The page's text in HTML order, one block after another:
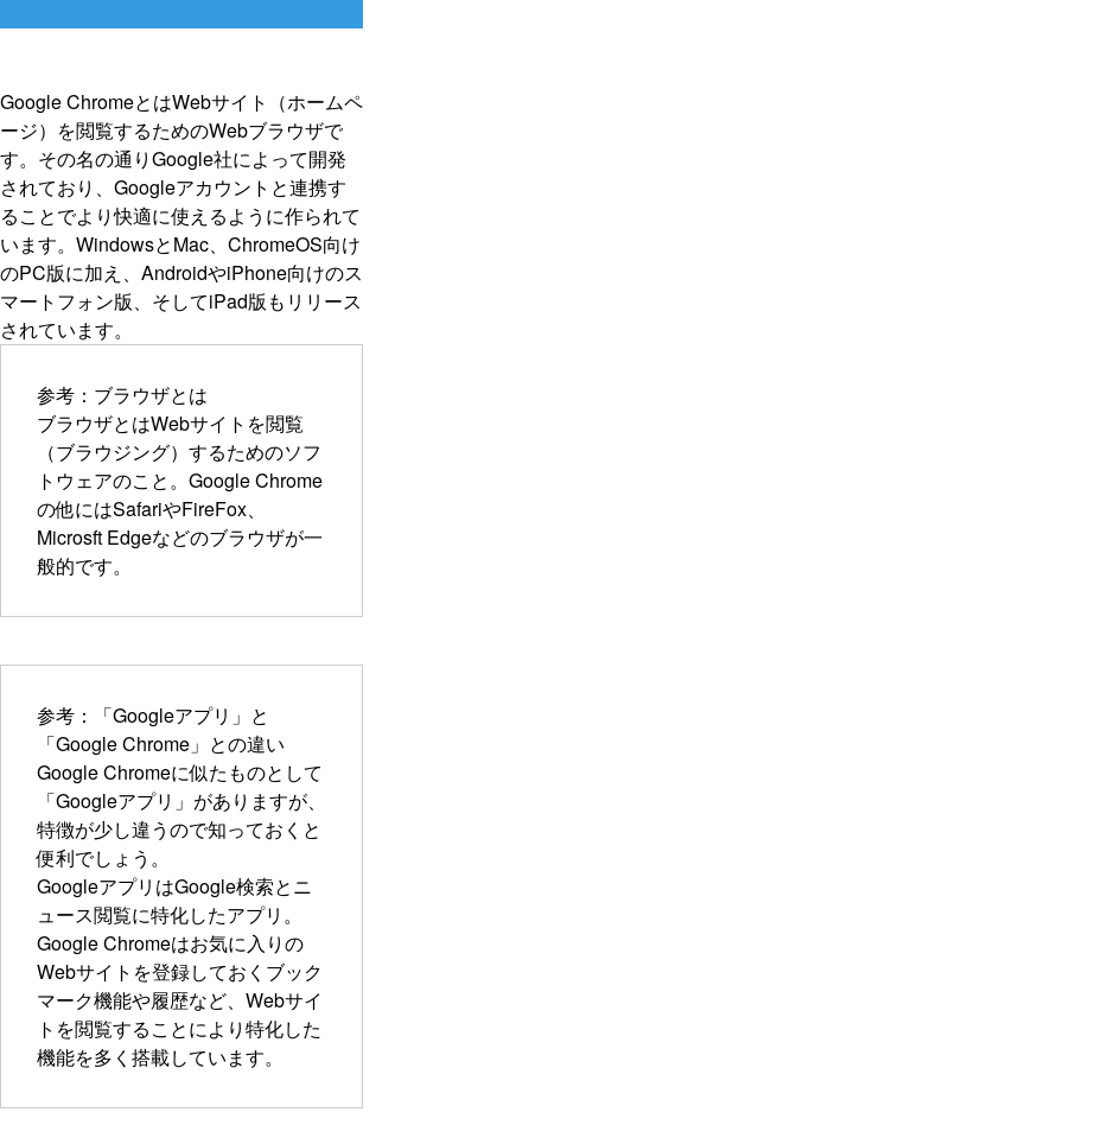
Google ChromeとはWebサイト（ホームペ
ージ）を閲覧するためのWebブラウザで
す。その名の通りGoogle社によって開発
されており、Googleアカウントと連携す
ることでより快適に使えるように作られて
います。WindowsとMac、ChromeOS向け
のPC版に加え、AndroidやiPhone向けのス
マートフォン版、そしてiPad版もリリース
されています。
参考：ブラウザとは
ブラウザとはWebサイトを閲覧
（ブラウジング）するためのソフ
トウェアのこと。Google Chrome
の他にはSafariやFireFox、
Microsft Edgeなどのブラウザが一
般的です。
参考：「Googleアプリ」と
「Google Chrome」との違い
Google Chromeに似たものとして
「Googleアプリ」がありますが、
特徴が少し違うので知っておくと
便利でしょう。
GoogleアプリはGoogle検索とニ
ュース閲覧に特化したアプリ。
Google Chromeはお気に入りの
Webサイトを登録しておくブック
マーク機能や履歴など、Webサイ
トを閲覧することにより特化した
機能を多く搭載しています。